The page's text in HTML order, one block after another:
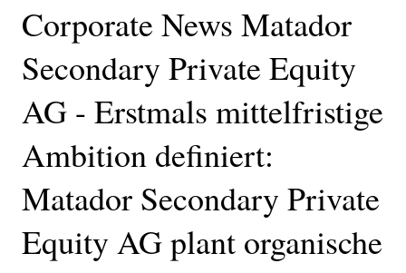
Corporate News Matador
Secondary Private Equity
AG - Erstmals mittelfristige
Ambition definiert:
Matador Secondary Private
Equity AG plant organische